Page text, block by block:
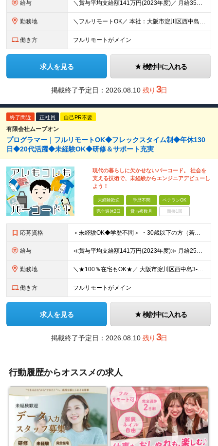
給与 ＼賞与平均支給額141万円(2023年度)／ 月給35万円～＋交通費全額支給＋賞与年2回 【指示なく設計できる方】 月給35万円～＋交通費全額支給＋賞与年2回 【VB6、C#等の他者のプログラムを読める方】 月給40万円～＋交通費全額支給＋賞与年2回 ※経験やお持ちのスキルに応じて、相談のうえ決定いたします。 ※試用期間はありません。 ※残業代の支給方法については面接時にご説明いたします。
勤務地 ＼フルリモートOK／ 本社：大阪市淀川区西中島3-19-13 第2ユヤマビル4F (変更の範囲)上記を除く当社関連勤務地 ※関西に本社あり※
働き方 フルリモートがメイン
求人を見る 検討中に入れる
掲載終了予定日：2026.08.10残り 3日
終了間近 正社員 自己PR不要
有限会社ムーブオン
プログラマー｜フルリモートOK◆フレックスタイム制◆年休130
日◆20代活躍◆未経験OK◆研修＆サポート充実
現代の暮らしに欠かせないバーコード。 社会を
支える技術で、未経験からエンジニアデビューし
よう！
未経験歓迎 学歴不問 ベテランOK
完全週休2日 賞与複数月 面接1回
応募資格 ＜未経験OK◆学歴不問＞ ・30歳以下の方（若年層のキャリア形成を図るため） 当社の今後を担う若手社員を積極的に採用しています。経験よりも人柄とポテンシャルで選考します。まったくの異業種の方、社会人経験が浅い方、転職回数が多い方もぜひご応募ください。
給与 ≪賞与平均支給額141万円(2023年度)≫ 月給25万円～＋交通費全額支給＋賞与年2回 ※経験やお持ちのスキルに応じて、相談のうえ決定いたします。 ※試用期間はありません。 ※残業代の支給方法については面接時にご説明いたします。
勤務地 ＼★100％在宅もOK★／ 大阪市淀川区西中島3-19-13 第2ユヤマビル4F (変更の範囲)上記を除く当社関連勤務地 ※関西に本社あり※
働き方 フルリモートがメイン
求人を見る 検討中に入れる
掲載終了予定日：2026.08.10残り 3日
行動履歴からオススメの求人